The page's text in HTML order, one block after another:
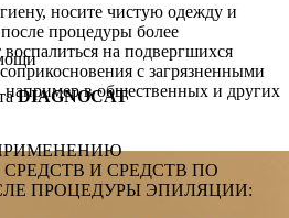
DIAGNOCAT
носите чистую одежду и
процедуры более
на подвергшихся
с загрязненными
в общественных и других
И СРЕДСТВ ПО
ПРОЦЕДУРЫ ЭПИЛЯЦИИ: